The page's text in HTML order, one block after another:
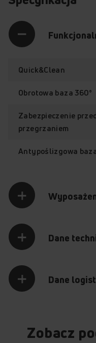
Kontroler Strix /
Quick&Clean
Obrotowa baza 360°
Zabezpieczenie
przegrzaniem
Antypoślizgowa
Dane
Dane
Zobacz